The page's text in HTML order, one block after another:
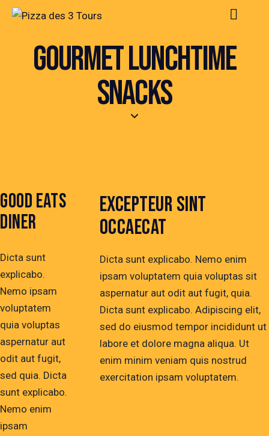
GOURMET LUNCHTIME
SNACKS
GOOD EATS
DINER
Dicta sunt
explicabo.
Nemo ipsam
voluptatem
quia voluptas
aspernatur aut
odit aut fugit,
sed quia. Dicta
sunt explicabo.
Nemo enim
ipsam
EXCEPTEUR SINT
OCCAECAT
Dicta sunt explicabo. Nemo enim
ipsam voluptatem quia voluptas sit
aspernatur aut odit aut fugit, quia.
Dicta sunt explicabo. Adipiscing elit,
sed do eiusmod tempor incididunt ut
labore et dolore magna aliqua. Ut
enim minim veniam quis nostrud
exercitation ipsam voluptatem.